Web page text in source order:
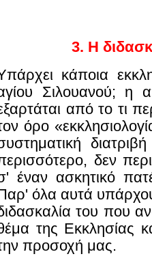
3. Η
κάποια
Σιλουανού; η
από το τι
όρο
δεν
έναν ασκητικό
όλα αυτά
του που
της Εκκλησίας
προσοχή μας.